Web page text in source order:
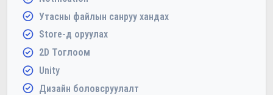
Утасны файлын санруу хандах
Store-д оруулах
2D Тоглоом
Unity
Дизайн боловсруулалт